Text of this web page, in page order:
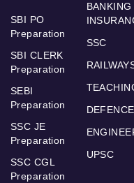
SBI PO
Preparation
SBI CLERK
Preparation
SEBI
Preparation
SSC JE
Preparation
SSC CGL
Preparation
BANKING
SSC
DEFENCE
UPSC